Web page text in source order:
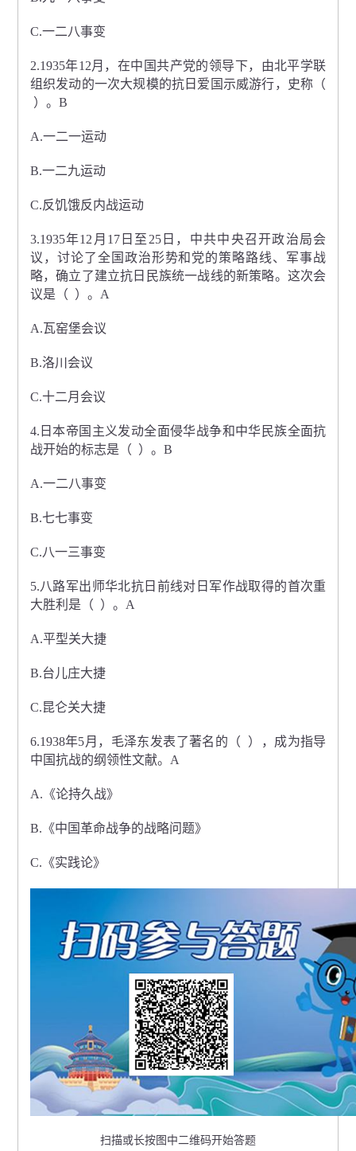
C.一二八事变
2.1935年12月，在中国共产党的领导下，由北平学联
组织发动的一次大规模的抗日爱国示威游行，史称（
）。B
A.一二一运动
B.一二九运动
C.反饥饿反内战运动
3.1935年12月17日至25日，中共中央召开政治局会
议，讨论了全国政治形势和党的策略路线、军事战
略，确立了建立抗日民族统一战线的新策略。这次会
议是（ ）。A
A.瓦窑堡会议
B.洛川会议
C.十二月会议
4.日本帝国主义发动全面侵华战争和中华民族全面抗
战开始的标志是（ ）。B
A.一二八事变
B.七七事变
C.八一三事变
5.八路军出师华北抗日前线对日军作战取得的首次重
大胜利是（ ）。A
A.平型关大捷
B.台儿庄大捷
C.昆仑关大捷
6.1938年5月，毛泽东发表了著名的（ ），成为指导
中国抗战的纲领性文献。A
A.《论持久战》
B.《中国革命战争的战略问题》
C.《实践论》
扫描或长按图中二维码开始答题